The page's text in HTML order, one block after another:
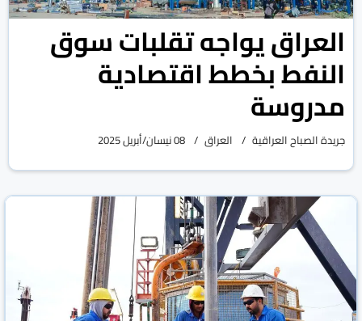
العراق يواجه تقلبات سوق
النفط بخطط اقتصادية
مدروسة
جريدة الصباح العراقية العراق 08 نيسان/أبريل 2025